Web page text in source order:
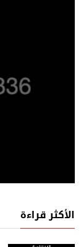
الأكثر قراءة